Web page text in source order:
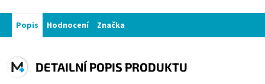
Popis Hodnocení Značka
DETAILNÍ POPIS PRODUKTU